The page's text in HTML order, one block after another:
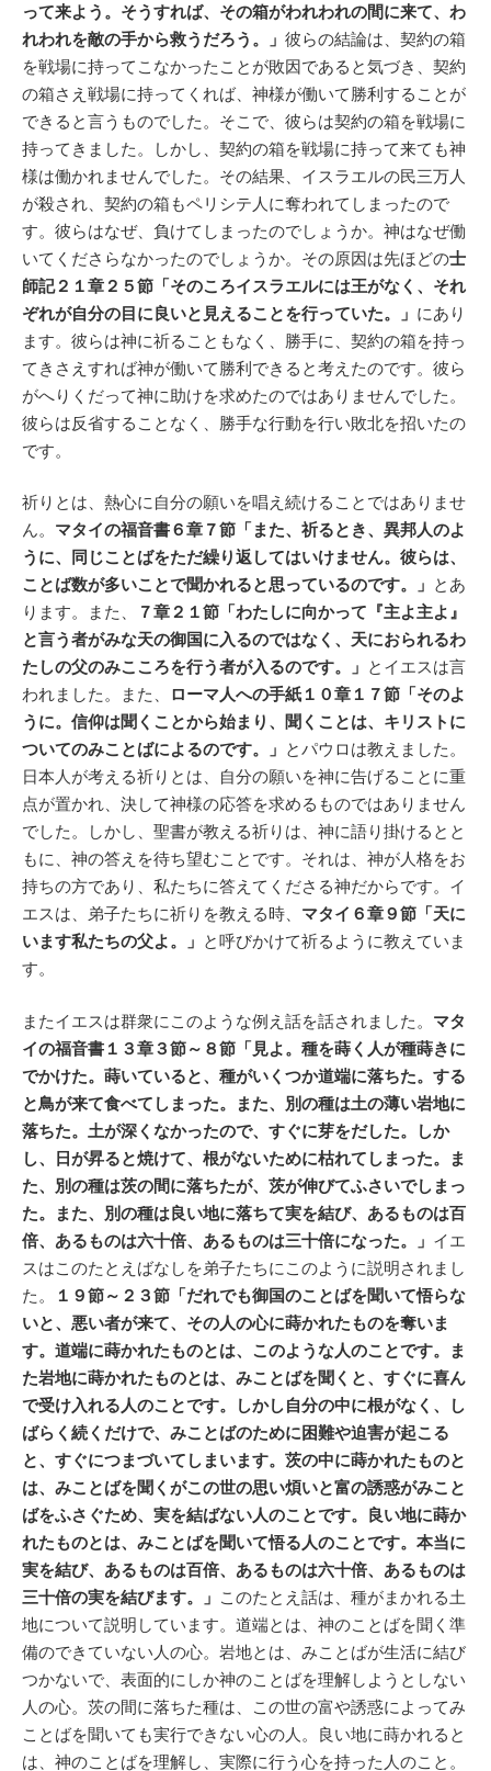
って来よう。そうすれば、その箱がわれわれの間に来て、わ
れわれを敵の手から救うだろう。」 彼らの結論は、契約の箱
を戦場に持ってこなかったことが敗因であると気づき、契約
の箱さえ戦場に持ってくれば、神様が働いて勝利することが
できると言うものでした。そこで、彼らは契約の箱を戦場に
持ってきました。しかし、契約の箱を戦場に持って来ても神
様は働かれませんでした。その結果、イスラエルの民三万人
が殺され、契約の箱もペリシテ人に奪われてしまったので
す。彼らはなぜ、負けてしまったのでしょうか。神はなぜ働
いてくださらなかったのでしょうか。その原因は先ほどの士
師記２１章２５節「そのころイスラエルには王がなく、それ
ぞれが自分の目に良いと見えることを行っていた。」 にあり
ます。彼らは神に祈ることもなく、勝手に、契約の箱を持っ
てきさえすれば神が働いて勝利できると考えたのです。彼ら
がへりくだって神に助けを求めたのではありませんでした。
彼らは反省することなく、勝手な行動を行い敗北を招いたの
です。
祈りとは、熱心に自分の願いを唱え続けることではありませ
ん。 マタイの福音書６章７節「また、祈るとき、異邦人のよ
うに、同じことばをただ繰り返してはいけません。彼らは、
ことば数が多いことで聞かれると思っているのです。」 とあ
ります。また、
７章２１節「わたしに向かって『主よ主よ』
と言う者がみな天の御国に入るのではなく、天におられるわ
たしの父のみこころを行う者が入るのです。」 とイエスは言
われました。また、
ローマ人への手紙１０章１７節「そのよ
うに。信仰は聞くことから始まり、聞くことは、キリストに
ついてのみことばによるのです。」 とパウロは教えました。
日本人が考える祈りとは、自分の願いを神に告げることに重
点が置かれ、決して神様の応答を求めるものではありません
でした。しかし、聖書が教える祈りは、神に語り掛けるとと
もに、神の答えを待ち望むことです。それは、神が人格をお
持ちの方であり、私たちに答えてくださる神だからです。イ
エスは、弟子たちに祈りを教える時、 マタイ６章９節「天に
います私たちの父よ。」 と呼びかけて祈るように教えていま
す。
またイエスは群衆にこのような例え話を話されました。 マタ
イの福音書１３章３節～８節「見よ。種を蒔く人が種蒔きに
でかけた。蒔いていると、種がいくつか道端に落ちた。する
と鳥が来て食べてしまった。また、別の種は土の薄い岩地に
落ちた。土が深くなかったので、すぐに芽をだした。しか
し、日が昇ると焼けて、根がないために枯れてしまった。ま
た、別の種は茨の間に落ちたが、茨が伸びてふさいでしまっ
た。また、別の種は良い地に落ちて実を結び、あるものは百
倍、あるものは六十倍、あるものは三十倍になった。」 イエ
スはこのたとえばなしを弟子たちにこのように説明されまし
た。
１９節～２３節「だれでも御国のことばを聞いて悟らな
いと、悪い者が来て、その人の心に蒔かれたものを奪いま
す。道端に蒔かれたものとは、このような人のことです。ま
た岩地に蒔かれたものとは、みことばを聞くと、すぐに喜ん
で受け入れる人のことです。しかし自分の中に根がなく、し
ばらく続くだけで、みことばのために困難や迫害が起こる
と、すぐにつまづいてしまいます。茨の中に蒔かれたものと
は、みことばを聞くがこの世の思い煩いと富の誘惑がみこと
ばをふさぐため、実を結ばない人のことです。良い地に蒔か
れたものとは、みことばを聞いて悟る人のことです。本当に
実を結び、あるものは百倍、あるものは六十倍、あるものは
三十倍の実を結びます。」 このたとえ話は、種がまかれる土
地について説明しています。道端とは、神のことばを聞く準
備のできていない人の心。岩地とは、みことばが生活に結び
つかないで、表面的にしか神のことばを理解しようとしない
人の心。茨の間に落ちた種は、この世の富や誘惑によってみ
ことばを聞いても実行できない心の人。良い地に蒔かれると
は、神のことばを理解し、実際に行う心を持った人のこと。